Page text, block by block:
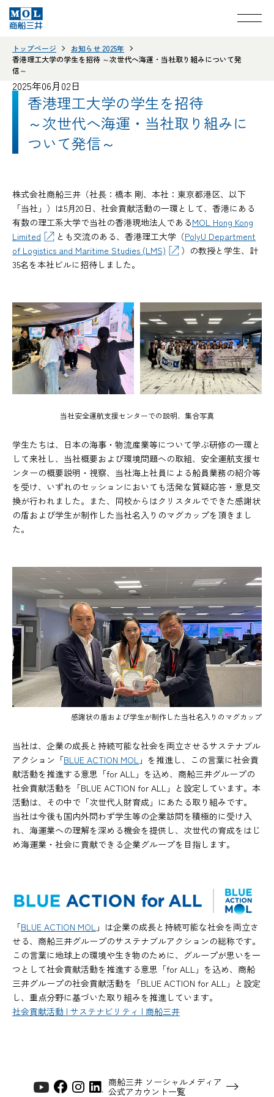
トップページ
お知らせ 2025年
香港理工大学の学生を招待 ～次世代へ海運・当社取り組みについて発
信～
2025年06月02日
香港理工大学の学生を招待
～次世代へ海運・当社取り組みに
ついて発信～
株式会社商船三井（社長：橋本 剛、本社：東京都港区、以下
「当社」）は5月20日、社会貢献活動の一環として、香港にある
有数の理工系大学で当社の香港現地法人であるMOL Hong Kong
Limited
とも交流のある、香港理工大学（PolyU Department
of Logistics and Maritime Studies (LMS)
）の教授と学生、計
35名を本社ビルに招待しました。
当社安全運航支援センターでの説明、集合写真
学生たちは、日本の海事・物流産業等について学ぶ研修の一環と
して来社し、当社概要および環境問題への取組、安全運航支援セ
ンターの概要説明・視察、当社海上社員による船員業務の紹介等
を受け、いずれのセッションにおいても活発な質疑応答・意見交
換が行われました。また、同校からはクリスタルでできた感謝状
の盾および学生が制作した当社名入りのマグカップを頂きまし
た。
感謝状の盾および学生が制作した当社名入りのマグカップ
当社は、企業の成長と持続可能な社会を両立させるサステナブル
アクション「BLUE ACTION MOL 」を推進し、この言葉に社会貢
献活動を推進する意思「for ALL」を込め、商船三井グループの
社会貢献活動を「BLUE ACTION for ALL」と設定しています。本
活動は、その中で「次世代人財育成」にあたる取り組みです。
当社は今後も国内外問わず学生等の企業訪問を積極的に受け入
れ、海運業への理解を深める機会を提供し、次世代の育成をはじ
め海運業・社会に貢献できる企業グループを目指します。
「BLUE ACTION MOL 」は企業の成長と持続可能な社会を両立さ
せる、商船三井グループのサステナブルアクションの総称です。
この言葉に地球上の環境や生き物のために、グループが思いを一
つとして社会貢献活動を推進する意思「for ALL」を込め、商船
三井グループの社会貢献活動を「BLUE ACTION for ALL」と設定
し、重点分野に基づいた取り組みを推進しています。
社会貢献活動 | サステナビリティ | 商船三井
商船三井 ソーシャルメディア
公式アカウント一覧